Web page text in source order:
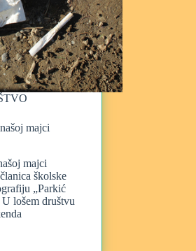
majci
majci
školske
„Parkić
lošem društvu